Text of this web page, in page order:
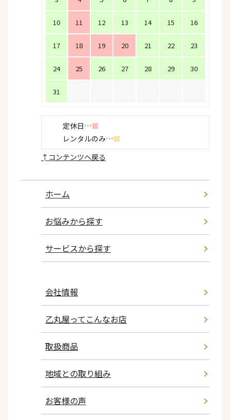
10 11 12 13 14 15 16
17 18 19 20 21 22 23
24 25 26 27 28 29 30
31
定休日…■
レンタルのみ…■
↑ コンテンツへ戻る
ホーム
お悩みから探す
サービスから探す
会社情報
乙丸屋ってこんなお店
取扱商品
地域との取り組み
お客様の声